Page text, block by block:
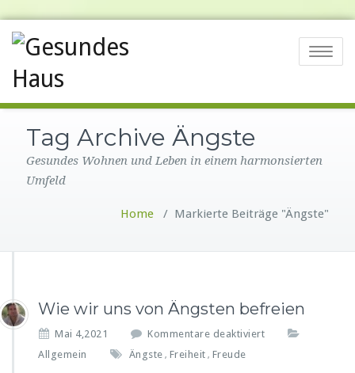
Toggle
Tag Archive Ängste
Gesundes Wohnen und Leben in einem harmonsierten
Umfeld
Home / Markierte Beiträge "Ängste"
Wie wir uns von Ängsten befreien
Mai 4,2021 Kommentare deaktiviert
Allgemein Ängste , Freiheit , Freude